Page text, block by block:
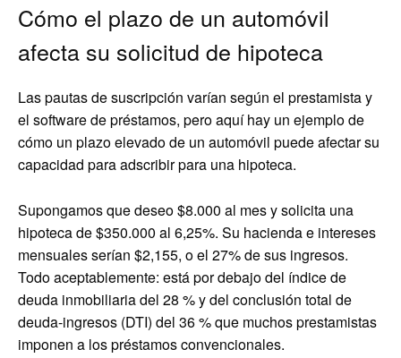
Cómo el plazo de un automóvil
afecta su solicitud de hipoteca
Las pautas de suscripción varían según el prestamista y
el software de préstamos, pero aquí hay un ejemplo de
cómo un plazo elevado de un automóvil puede afectar su
capacidad para adscribir para una hipoteca.
Supongamos que deseo $8.000 al mes y solicita una
hipoteca de $350.000 al 6,25%. Su hacienda e intereses
mensuales serían $2,155, o el 27% de sus ingresos.
Todo aceptablemente: está por debajo del índice de
deuda inmobiliaria del 28 % y del conclusión total de
deuda-ingresos (DTI) del 36 % que muchos prestamistas
imponen a los préstamos convencionales.